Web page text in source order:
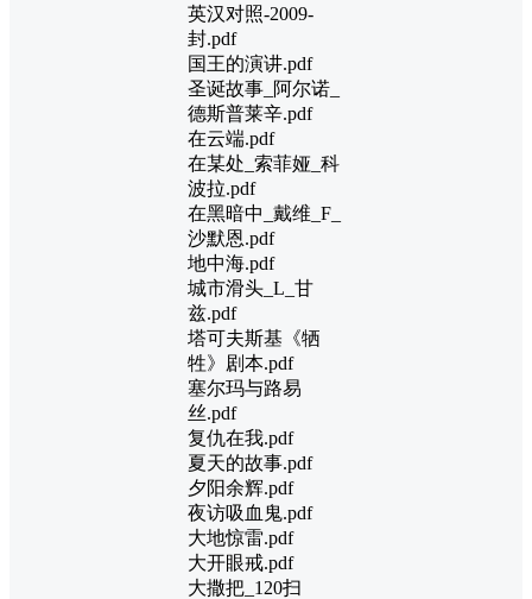
英汉对照-2009-
封.pdf
国王的演讲.pdf
圣诞故事_阿尔诺_
德斯普莱辛.pdf
在云端.pdf
在某处_索菲娅_科
波拉.pdf
在黑暗中_戴维_F_
沙默恩.pdf
地中海.pdf
城市滑头_L_甘
兹.pdf
塔可夫斯基《牺
牲》剧本.pdf
塞尔玛与路易
丝.pdf
复仇在我.pdf
夏天的故事.pdf
夕阳余辉.pdf
夜访吸血鬼.pdf
大地惊雷.pdf
大开眼戒.pdf
大撒把_120扫